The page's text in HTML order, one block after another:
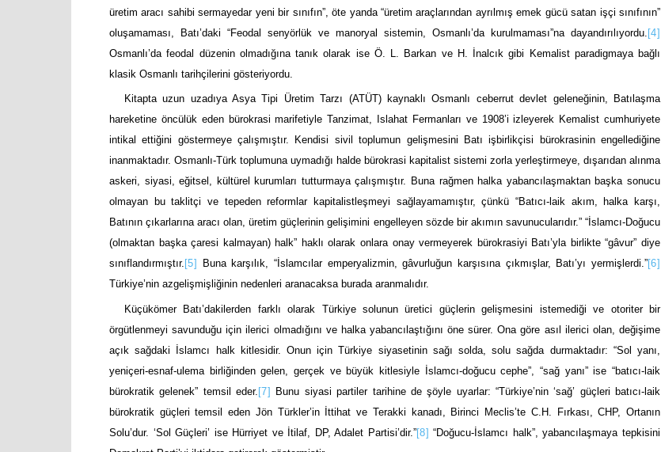
üretim aracı sahibi sermayedar yeni bir sınıfın”, öte yanda “üretim araçlarından ayrılmış emek gücü satan işçi sınıfının”
oluşamaması, Batı’daki “Feodal senyörlük ve manoryal sistemin, Osmanlı’da kurulmaması”na dayandırılıyordu. [4]
Osmanlı’da feodal düzenin olmadığına tanık olarak ise Ö. L. Barkan ve H. İnalcık gibi Kemalist paradigmaya bağlı
klasik Osmanlı tarihçilerini gösteriyordu.
Kitapta uzun uzadıya Asya Tipi Üretim Tarzı (ATÜT) kaynaklı Osmanlı ceberrut devlet geleneğinin, Batılaşma
hareketine öncülük eden bürokrasi marifetiyle Tanzimat, Islahat Fermanları ve 1908’i izleyerek Kemalist cumhuriyete
intikal ettiğini göstermeye çalışmıştır. Kendisi sivil toplumun gelişmesini Batı işbirlikçisi bürokrasinin engellediğine
inanmaktadır. Osmanlı-Türk toplumuna uymadığı halde bürokrasi kapitalist sistemi zorla yerleştirmeye, dışarıdan alınma
askeri, siyasi, eğitsel, kültürel kurumları tutturmaya çalışmıştır. Buna rağmen halka yabancılaşmaktan başka sonucu
olmayan bu taklitçi ve tepeden reformlar kapitalistleşmeyi sağlayamamıştır, çünkü “Batıcı-laik akım, halka karşı,
Batının çıkarlarına aracı olan, üretim güçlerinin gelişimini engelleyen sözde bir akımın savunucularıdır.” “İslamcı-Doğucu
(olmaktan başka çaresi kalmayan) halk” haklı olarak onlara onay vermeyerek bürokrasiyi Batı’yla birlikte “gâvur” diye
sınıflandırmıştır. [5] Buna karşılık, “İslamcılar emperyalizmin, gâvurluğun karşısına çıkmışlar, Batı’yı yermişlerdi.”[6]
Türkiye’nin azgelişmişliğinin nedenleri aranacaksa burada aranmalıdır.
Küçükömer Batı’dakilerden farklı olarak Türkiye solunun üretici güçlerin gelişmesini istemediği ve otoriter bir
örgütlenmeyi savunduğu için ilerici olmadığını ve halka yabancılaştığını öne sürer. Ona göre asıl ilerici olan, değişime
açık sağdaki İslamcı halk kitlesidir. Onun için Türkiye siyasetinin sağı solda, solu sağda durmaktadır: “Sol yanı,
yeniçeri-esnaf-ulema birliğinden gelen, gerçek ve büyük kitlesiyle İslamcı-doğucu cephe”, “sağ yanı” ise “batıcı-laik
bürokratik gelenek” temsil eder. [7] Bunu siyasi partiler tarihine de şöyle uyarlar: “Türkiye’nin ‘sağ’ güçleri batıcı-laik
bürokratik güçleri temsil eden Jön Türkler’in İttihat ve Terakki kanadı, Birinci Meclis’te C.H. Fırkası, CHP, Ortanın
Solu’dur. ‘Sol Güçleri’ ise Hürriyet ve İtilaf, DP, Adalet Partisi’dir.”[8] “Doğucu-İslamcı halk”, yabancılaşmaya tepkisini